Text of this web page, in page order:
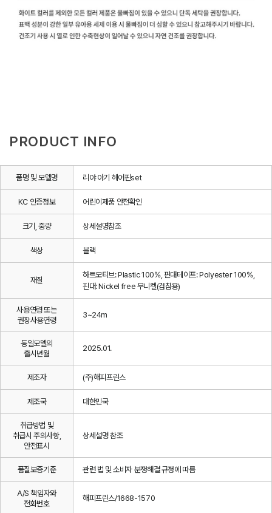
PRODUCT INFO
품명 및 모델명 리야 아기 헤어핀set
KC 인증정보 어린이제품 안전확인
크기, 중량 상세설명참조
색상 블랙
재질
하트모티브: Plastic 100%, 핀대테이프: Polyester 100%,
핀대: Nickel free 무니켈(검침용)
사용연령 또는
권장사용연령
3~24m
동일모델의
출시년월
2025.01.
제조자 (주)해피프린스
제조국 대한민국
취급방법 및
취급시 주의사항,
안전표시
상세설명 참조
품질보증기준 관련 법 및 소비자 분쟁해결 규정에 따름
A/S 책임자와
전화번호
해피프린스/1668-1570